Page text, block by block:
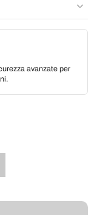
avanzate per